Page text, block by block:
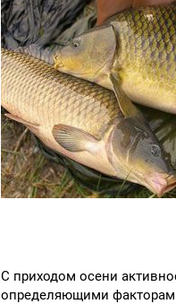
С приходом осени
определяющими